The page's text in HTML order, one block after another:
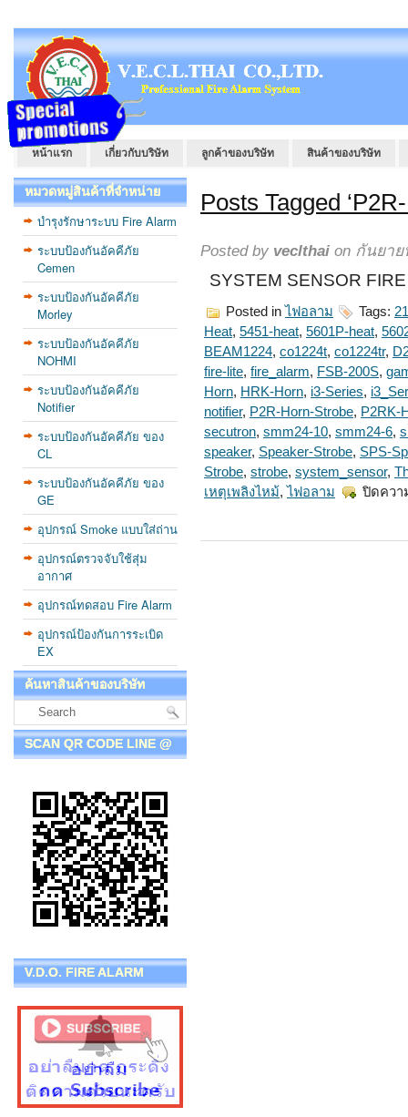
หน้าแรก เกี่ยวกับบริษัท ลูกค้าของบริษัท สินค้าของบริษัท
หมวดหมู่สินค้าที่จำหน่าย
บำรุงรักษาระบบ Fire Alarm
ระบบป้องกันอัคคีภัย
Cemen
ระบบป้องกันอัคคีภัย
Morley
ระบบป้องกันอัคคีภัย
NOHMI
ระบบป้องกันอัคคีภัย
Notifier
ระบบป้องกันอัคคีภัย ของ
CL
ระบบป้องกันอัคคีภัย ของ
GE
อุปกรณ์ Smoke แบบใส่ถ่าน
อุปกรณ์ตรวจจับใช้สุ่ม
อากาศ
อุปกรณ์ทดสอบ Fire Alarm
อุปกรณ์ป้องกันการระเบิด
EX
ค้นหาสินค้าของบริษัท
SCAN QR CODE LINE @
V.D.O. FIRE ALARM
Posts Tagged
Posted by veclthai on กันยาย
SYSTEM SENSOR
Posted in ไฟอลาม Tags:
Heat, 5451-heat, 5601P-heat,
BEAM1224, co1224t, co1224tr,
fire-lite, fire_alarm, FSB-200S,
Horn, HRK-Horn, i3-Series,
notifier, P2R-Horn-Strobe, P2RK-
secutron, smm24-10, smm24-6,
speaker, Speaker-Strobe, SPS-
Strobe, strobe, system_sensor,
เหตุเพลิงไหม้, ไฟอลาม ปิดควา